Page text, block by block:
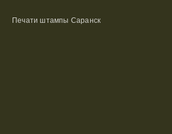
Печати штампы Саранск